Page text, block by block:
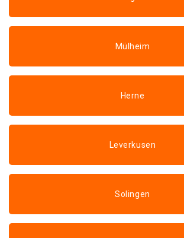
Mülheim
Herne
Leverkusen
Solingen